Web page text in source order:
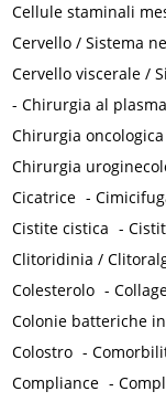
Cellule staminali
Cervello / Sistema
Cervello viscerale /
-Chirurgia al plasma
Chirurgia oncologica
Chirurgia
Cicatrice -
Cistite cistica -
Clitoridinia /
Colesterolo -
Colonie batteriche
Colostro -
Compliance -